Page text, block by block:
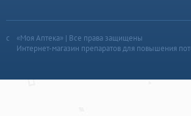
«Моя Аптека» | Все права защищены
Интернет-магазин препаратов для повышения